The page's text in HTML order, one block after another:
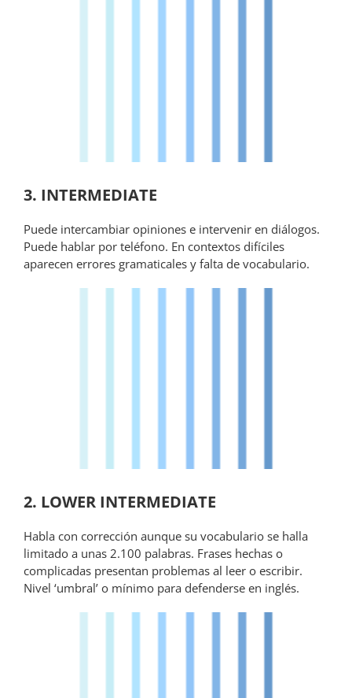
3. INTERMEDIATE
Puede intercambiar opiniones e intervenir en diálogos.
Puede hablar por teléfono. En contextos difíciles
aparecen errores gramaticales y falta de vocabulario.
2. LOWER INTERMEDIATE
Habla con corrección aunque su vocabulario se halla
limitado a unas 2.100 palabras. Frases hechas o
complicadas presentan problemas al leer o escribir.
Nivel ‘umbral’ o mínimo para defenderse en inglés.